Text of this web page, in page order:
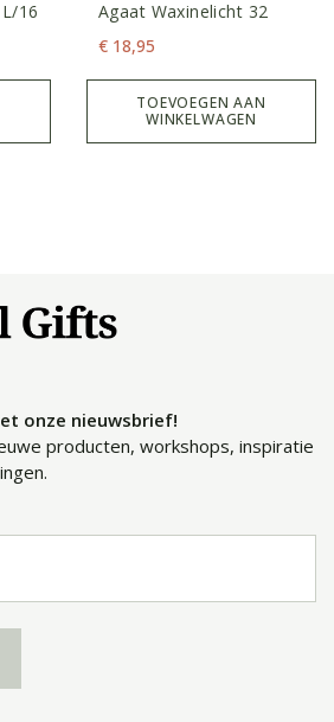
16
Agaat Waxinelicht 32
€ 18,95
TOEVOEGEN AAN
WINKELWAGEN
onze nieuwsbrief!
producten, workshops, inspiratie